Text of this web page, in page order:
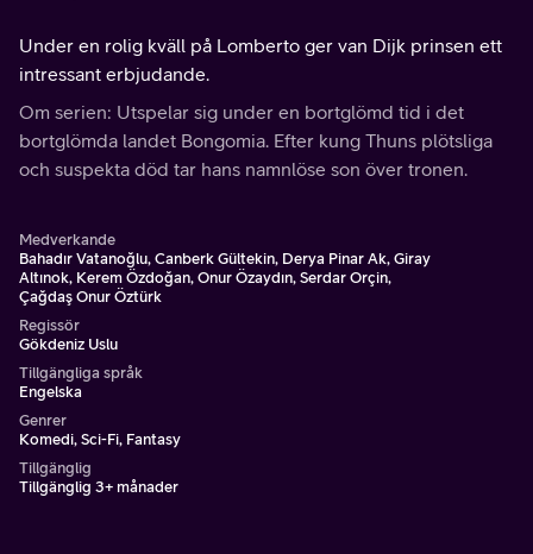
Under en rolig kväll på Lomberto ger van Dijk prinsen ett
intressant erbjudande.
Om serien: Utspelar sig under en bortglömd tid i det
bortglömda landet Bongomia. Efter kung Thuns plötsliga
och suspekta död tar hans namnlöse son över tronen.
Medverkande
Bahadır Vatanoğlu, Canberk Gültekin, Derya Pinar Ak, Giray
Altınok, Kerem Özdoğan, Onur Özaydın, Serdar Orçin,
Çağdaş Onur Öztürk
Regissör
Gökdeniz Uslu
Tillgängliga språk
Engelska
Genrer
Komedi, Sci-Fi, Fantasy
Tillgänglig
Tillgänglig 3+ månader